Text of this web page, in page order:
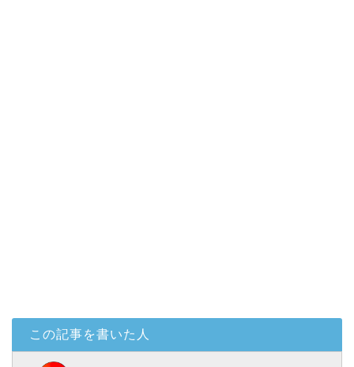
この記事を書いた人